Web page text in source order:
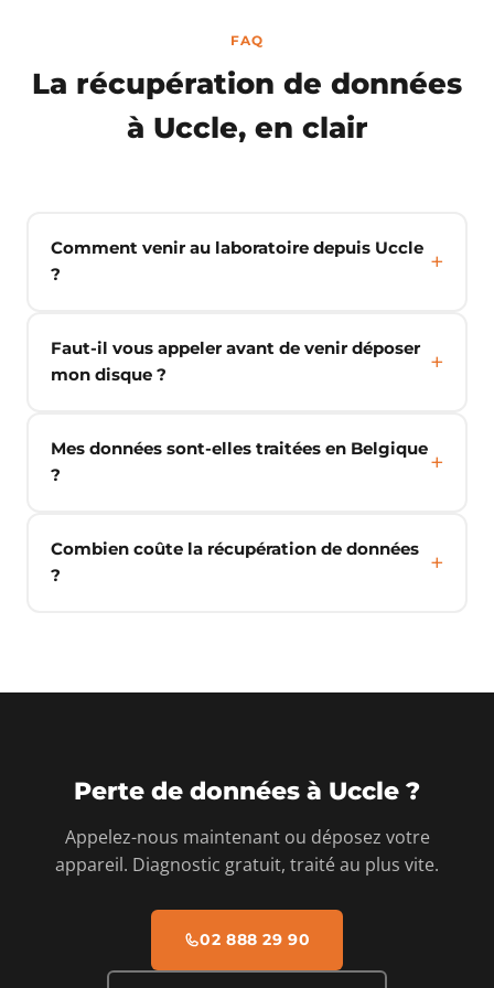
FAQ
La récupération de données
à Uccle, en clair
Comment venir au laboratoire depuis Uccle
?
Faut-il vous appeler avant de venir déposer
mon disque ?
Mes données sont-elles traitées en Belgique
?
Combien coûte la récupération de données
?
Perte de données à Uccle ?
Appelez-nous maintenant ou déposez votre
appareil. Diagnostic gratuit, traité au plus vite.
02 888 29 90